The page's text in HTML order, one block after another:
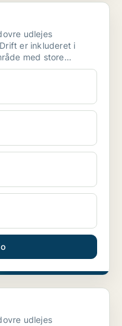
udlejes
udlejes